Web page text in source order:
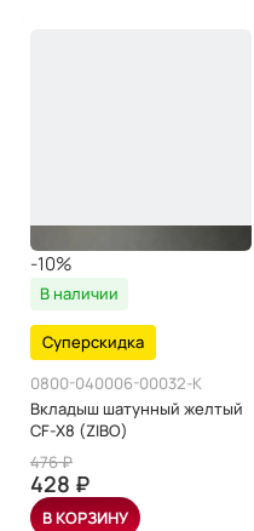
-10%
В наличии
Суперскидка
0800-040006-00032-K
Вкладыш шатунный желтый
CF-Х8 (ZIBO)
476 ₽
428 ₽
В КОРЗИНУ